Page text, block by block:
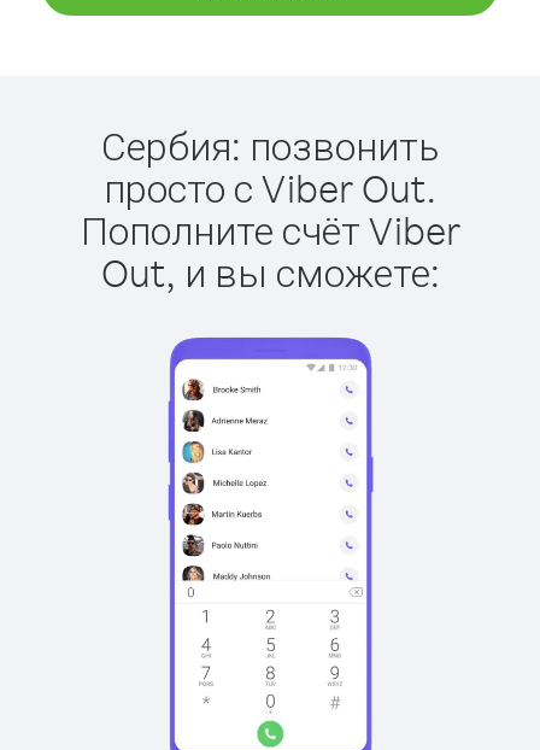
Сербия: позвонить
просто с Viber Out.
Пополните счёт Viber
Out, и вы сможете: